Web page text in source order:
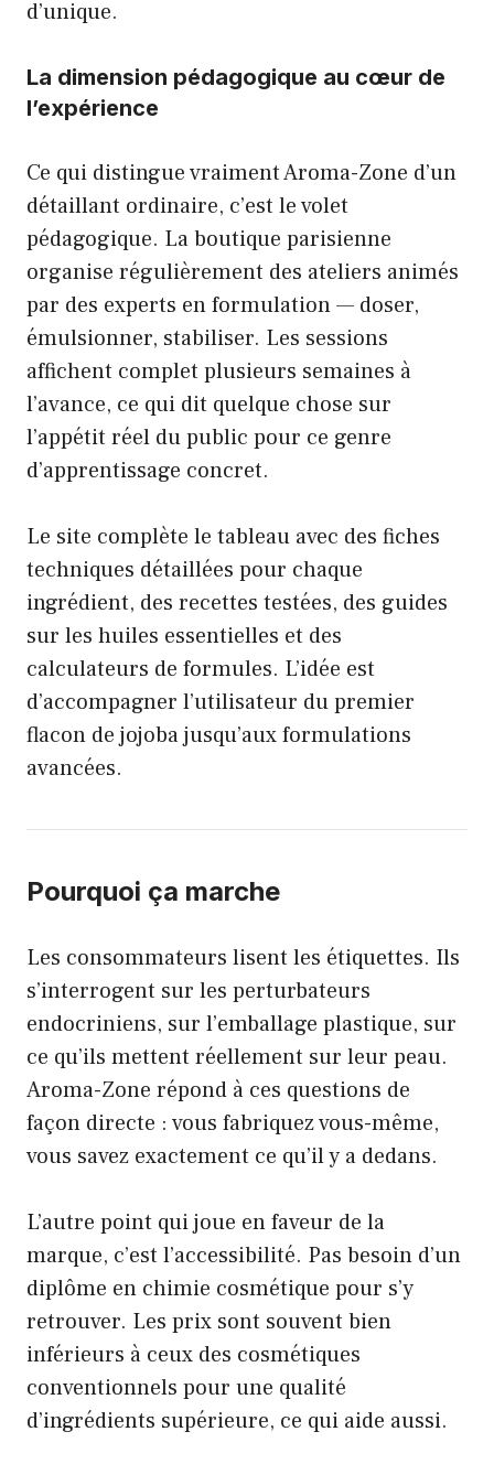
d’unique.
La dimension pédagogique au cœur de
l’expérience
Ce qui distingue vraiment Aroma-Zone d’un
détaillant ordinaire, c’est le volet
pédagogique. La boutique parisienne
organise régulièrement des ateliers animés
par des experts en formulation — doser,
émulsionner, stabiliser. Les sessions
affichent complet plusieurs semaines à
l’avance, ce qui dit quelque chose sur
l’appétit réel du public pour ce genre
d’apprentissage concret.
Le site complète le tableau avec des fiches
techniques détaillées pour chaque
ingrédient, des recettes testées, des guides
sur les huiles essentielles et des
calculateurs de formules. L’idée est
d’accompagner l’utilisateur du premier
flacon de jojoba jusqu’aux formulations
avancées.
Pourquoi ça marche
Les consommateurs lisent les étiquettes. Ils
s’interrogent sur les perturbateurs
endocriniens, sur l’emballage plastique, sur
ce qu’ils mettent réellement sur leur peau.
Aroma-Zone répond à ces questions de
façon directe : vous fabriquez vous-même,
vous savez exactement ce qu’il y a dedans.
L’autre point qui joue en faveur de la
marque, c’est l’accessibilité. Pas besoin d’un
diplôme en chimie cosmétique pour s’y
retrouver. Les prix sont souvent bien
inférieurs à ceux des cosmétiques
conventionnels pour une qualité
d’ingrédients supérieure, ce qui aide aussi.